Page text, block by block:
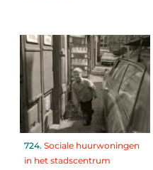
724. Sociale huurwoningen
in het stadscentrum